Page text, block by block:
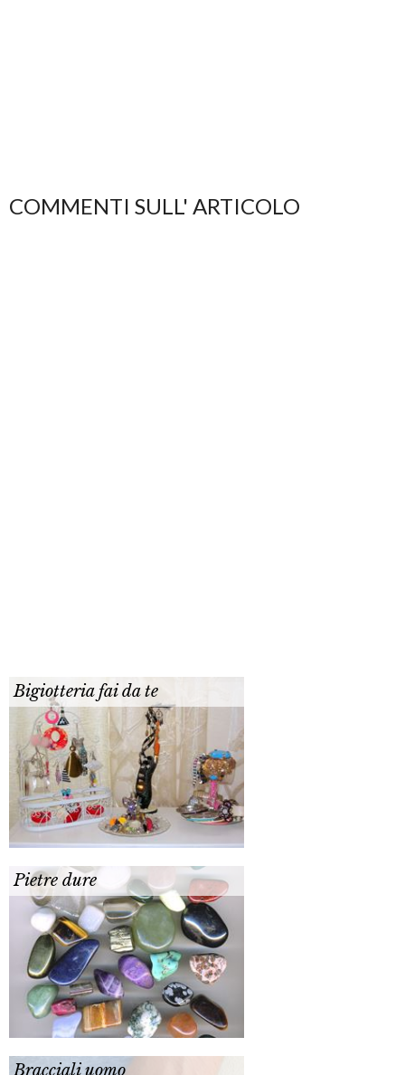
COMMENTI SULL' ARTICOLO
Bigiotteria fai da te
Pietre dure
Bracciali uomo